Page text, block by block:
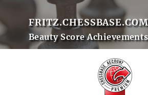
FRITZ.CHESSBASE.COM
Beauty Score